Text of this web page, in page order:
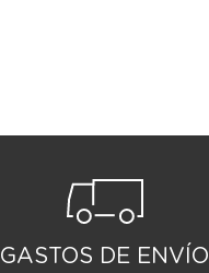
GASTOS DE ENVÍO